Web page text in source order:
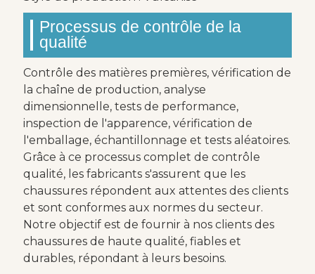
Processus de contrôle de la
qualité
Contrôle des matières premières, vérification de
la chaîne de production, analyse
dimensionnelle, tests de performance,
inspection de l'apparence, vérification de
l'emballage, échantillonnage et tests aléatoires.
Grâce à ce processus complet de contrôle
qualité, les fabricants s'assurent que les
chaussures répondent aux attentes des clients
et sont conformes aux normes du secteur.
Notre objectif est de fournir à nos clients des
chaussures de haute qualité, fiables et
durables, répondant à leurs besoins.